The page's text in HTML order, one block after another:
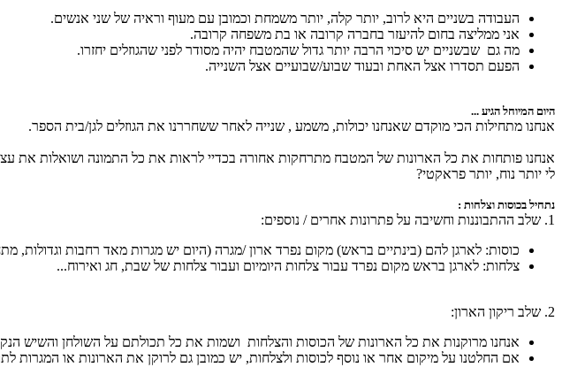
העבודה בשניים היא לרוב, יותר קלה, יותר משמחת וכמובן עם מעוף וראיה של שני אנשים.
אני ממליצה בחום להיעזר בחברה קרובה או בת משפחה קרובה.
מה גם שבשניים יש סיכוי הרבה יותר גדול שהמטבח יהיה מסודר לפני שהגוזלים יחזרו.
הפעם תסדרו אצל האחת ובעוד שבוע/שבועיים אצל השנייה.
היום המיוחל הגיע ...
אנחנו מתחילות הכי מוקדם שאנחנו יכולות, משמע , שנייה לאחר ששחררנו את הגוזלים לגן/בית הספר.
אנחנו פותחות את כל הארונות של המטבח מתרחקות אחורה בכדיי לראות את כל התמונה ושואלות את
לי יותר נוח, יותר פראקטי?
נתחיל בכוסות וצלחות :
1. שלב ההתבוננות וחשיבה על פתרונות אחרים / נוספים:
כוסות: לארגן להם (בינתיים בראש) מקום נפרד ארון /מגרה (היום יש מגרות מאד רחבות
צלחות: לארגן בראש מקום נפרד עבור צלחות היומיום ועבור צלחות של שבת, חג ואירוח...
2. שלב ריקון הארון:
אנחנו מרוקנות את כל הארונות של הכוסות והצלחות ושמות את כל תכולתם על השולחן והשיש
אם החלטנו על מיקום אחר או נוסף לכוסות ולצלחות, יש כמובן גם לרוקן את הארונות או המגרות